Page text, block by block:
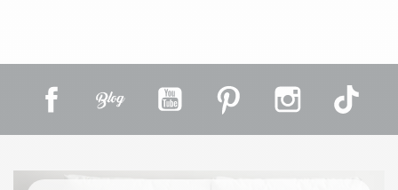
Facebook YouTube Pinterest Instagram